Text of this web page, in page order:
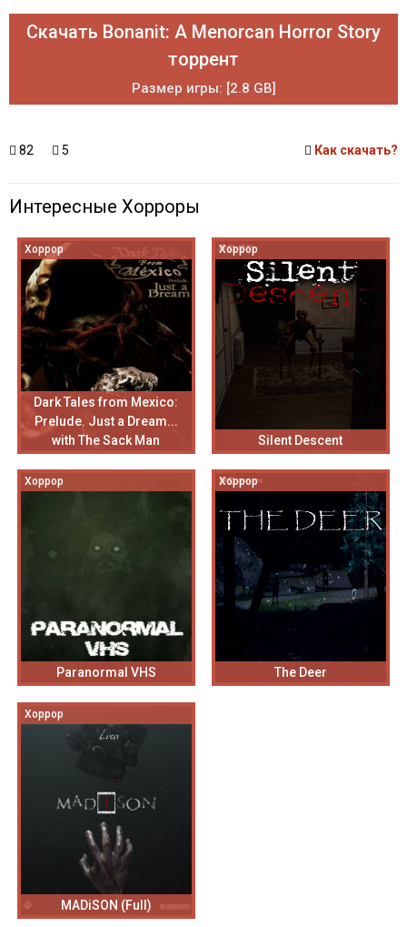
Скачать Bonanit: A Menorcan Horror Story
торрент
Размер игры: [2.8 GB]
82 5 Как скачать?
Интересные Хорроры
Хоррор
Dark Tales from Mexico:
Prelude. Just a Dream...
with The Sack Man
Хоррор
Silent Descent
Хоррор
Paranormal VHS
Хоррор
The Deer
Хоррор
MADiSON (Full)